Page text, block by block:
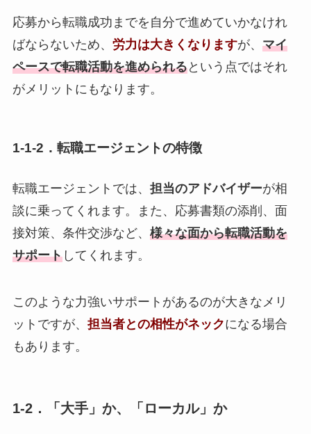
応募から転職成功までを自分で進めていかなけれ
ばならないため、 労力は大きくなりますが、 マイ
ペースで転職活動を進められるという点ではそれ
がメリットにもなります。
1-1-2．転職エージェントの特徴
転職エージェントでは、 担当のアドバイザーが相
談に乗ってくれます。また、応募書類の添削、面
接対策、条件交渉など、 様々な面から転職活動を
サポートしてくれます。
このような力強いサポートがあるのが大きなメリ
ットですが、 担当者との相性がネックになる場合
もあります。
1-2．「大手」か、「ローカル」か